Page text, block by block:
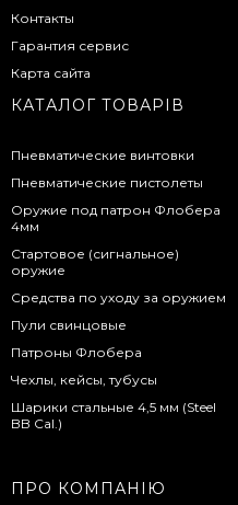
Контакты
Гарантия сервис
Карта сайта
КАТАЛОГ ТОВАРІВ
Пневматические винтовки
Пневматические пистолеты
Оружие под патрон Флобера
4мм
Стартовое (сигнальное)
оружие
Средства по уходу за оружием
Пули свинцовые
Патроны Флобера
Чехлы, кейсы, тубусы
Шарики стальные 4,5 мм (Steel
BB Cal.)
ПРО КОМПАНІЮ